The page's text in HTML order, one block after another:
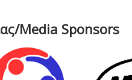
Media Sponsors